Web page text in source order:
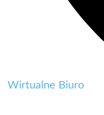
Wirtualne Biuro